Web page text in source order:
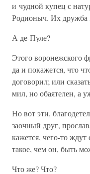
и чудной купец с
Родионыч. Их дружба
А де-Пуле?
Этого воронежского
да и покажется, что
договорил; или
мил, но обаятелен, а
Но вот эти,
заочный друг,
кажется, чего-то
такое, чем он, быть
Что же? Что?